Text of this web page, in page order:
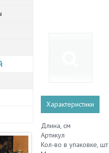
Характеристики
Длина, см
Артикул
Кол-во в упаковке, шт